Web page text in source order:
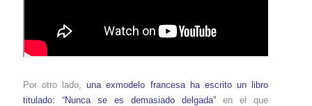
Por otro lado,una exmodelo francesa ha escrito un libro
titulado: “Nunca se es demasiado delgada” en el que